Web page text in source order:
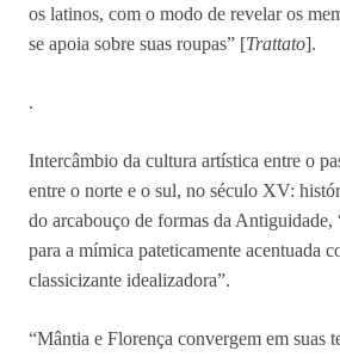
os latinos, com o modo de revelar os
se apoia sobre suas roupas” [Trattato].
.
Intercâmbio da cultura artística entre o
entre o norte e o sul, no século XV:
do arcabouço de formas da Antiguidade,
para a mímica pateticamente acentuada
classicizante idealizadora”.
“Mântia e Florença convergem em suas